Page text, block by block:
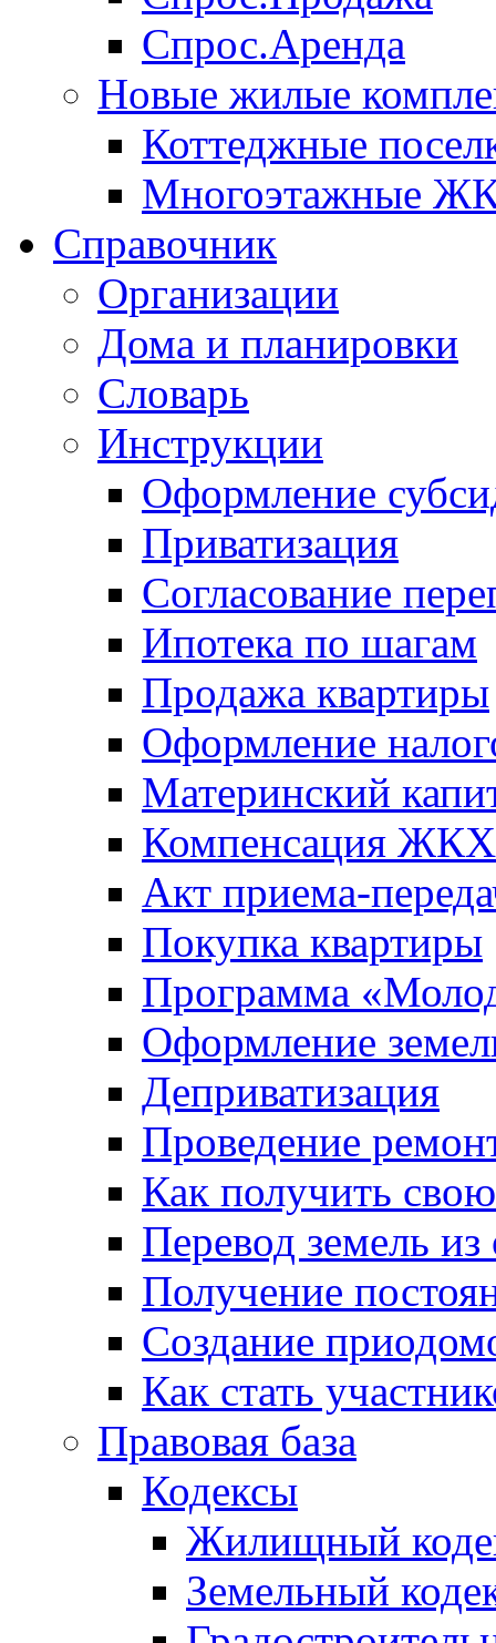
Спрос.Аренда
Новые жилые
Коттеджные
Многоэтажные
Справочник
Организации
Дома и планировки
Словарь
Инструкции
Оформление
Приватизация
Согласование
Ипотека по шагам
Продажа квартиры
Оформление
Материнский
Компенсация ЖКХ
Акт приема-
Покупка квартиры
Программа
Оформление
Деприватизация
Проведение
Как получить
Перевод земель
Получение
Создание
Как стать
Правовая база
Кодексы
Жилищный
Земельный